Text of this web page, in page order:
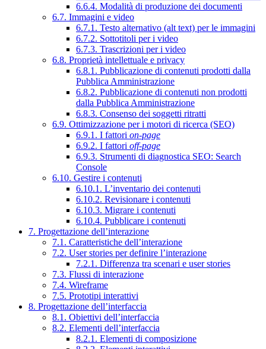
6.6.4. Modalità di produzione dei documenti
6.7. Immagini e video
6.7.1. Testo alternativo (alt text) per le immagini
6.7.2. Sottotitoli per i video
6.7.3. Trascrizioni per i video
6.8. Proprietà intellettuale e privacy
6.8.1. Pubblicazione di contenuti prodotti dalla
Pubblica Amministrazione
6.8.2. Pubblicazione di contenuti non prodotti
dalla Pubblica Amministrazione
6.8.3. Consenso dei soggetti ritratti
6.9. Ottimizzazione per i motori di ricerca (SEO)
6.9.1. I fattori on-page
6.9.2. I fattori off-page
6.9.3. Strumenti di diagnostica SEO: Search
Console
6.10. Gestire i contenuti
6.10.1. L’inventario dei contenuti
6.10.2. Revisionare i contenuti
6.10.3. Migrare i contenuti
6.10.4. Pubblicare i contenuti
7. Progettazione dell’interazione
7.1. Caratteristiche dell’interazione
7.2. User stories per definire l’interazione
7.2.1. Differenza tra scenari e user stories
7.3. Flussi di interazione
7.4. Wireframe
7.5. Prototipi interattivi
8. Progettazione dell’interfaccia
8.1. Obiettivi dell’interfaccia
8.2. Elementi dell’interfaccia
8.2.1. Elementi di composizione